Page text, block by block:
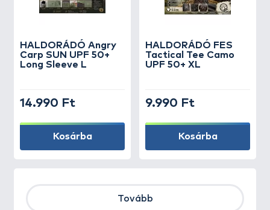
HALDORÁDÓ Angry
Carp SUN UPF 50+
Long Sleeve L
14.990 Ft
Kosárba
HALDORÁDÓ FES
Tactical Tee Camo
UPF 50+ XL
9.990 Ft
Kosárba
Tovább